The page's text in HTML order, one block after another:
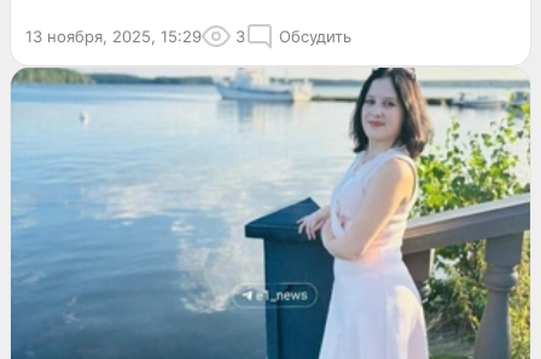
13 ноября, 2025, 15:29 3 Обсудить